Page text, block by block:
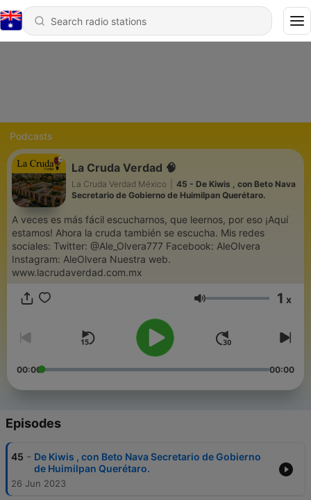
Podcasts
La Cruda Verdad 🧠
La Cruda Verdad México
45 - De Kiwis , con Beto Nava
Secretario de Gobierno de Huimilpan Querétaro.
A veces es más fácil escucharnos, que leernos, por eso ¡Aquí
estamos! Ahora la cruda también se escucha. Mis redes
sociales: Twitter: @Ale_Olvera777 Facebook: AleOlvera
Instagram: AleOlvera Nuestra web.
www.lacrudaverdad.com.mx
Volume 1 x
00:00 00:00
Episodes
45 - De Kiwis , con Beto Nava Secretario de Gobierno
de Huimilpan Querétaro.
26 Jun 2023